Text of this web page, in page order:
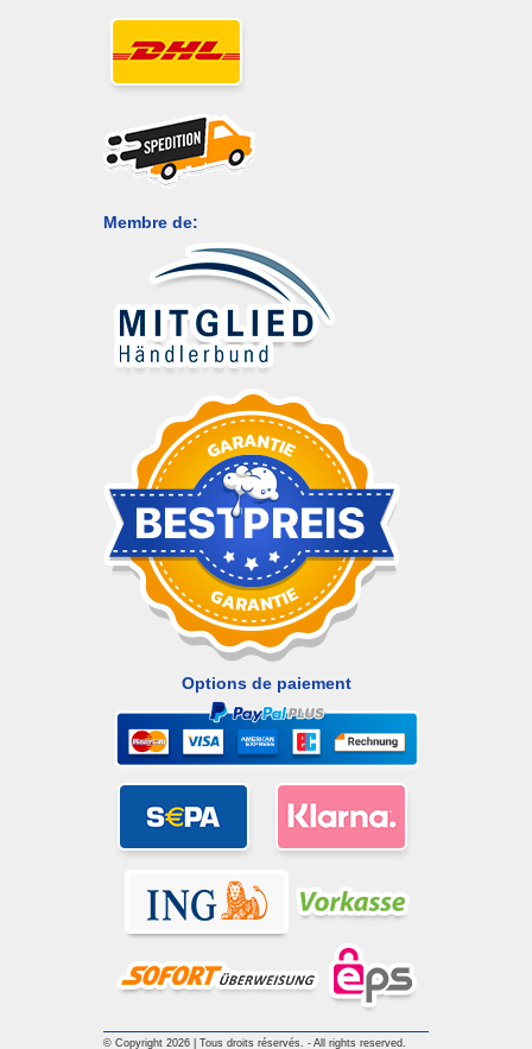
Membre de:
Options de paiement
© Copyright 2026 | Tous droits réservés. - All rights reserved.